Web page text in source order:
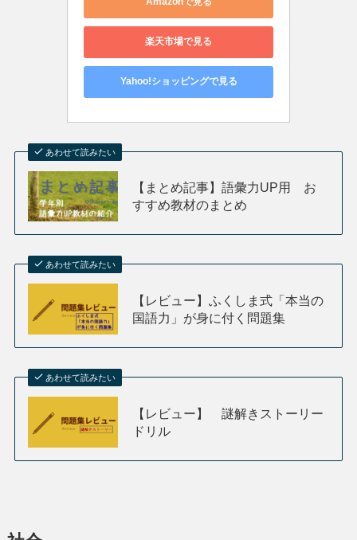
楽天市場で見る
Yahoo!ショッピングで見る
あわせて読みたい
【まとめ記事】語彙力UP用 お
すすめ教材のまとめ
あわせて読みたい
【レビュー】ふくしま式「本当の
国語力」が身に付く問題集
あわせて読みたい
【レビュー】 謎解きストーリー
ドリル